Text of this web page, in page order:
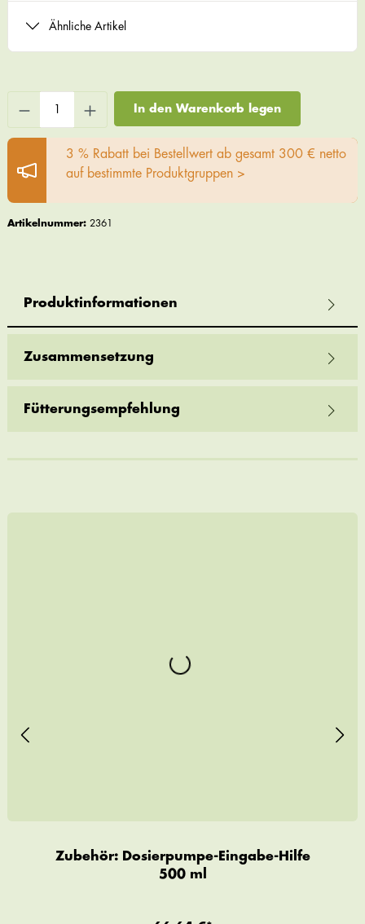
Ähnliche Artikel
In den Warenkorb legen
3 % Rabatt bei Bestellwert ab gesamt 300 € netto
auf bestimmte Produktgruppen >
Artikelnummer: 2361
Produktinformationen
Zusammensetzung
Fütterungsempfehlung
Zubehör: Dosierpumpe-Eingabe-Hilfe
500 ml